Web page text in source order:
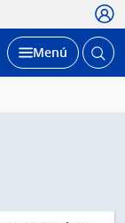
Desplegar
Menú Abrir